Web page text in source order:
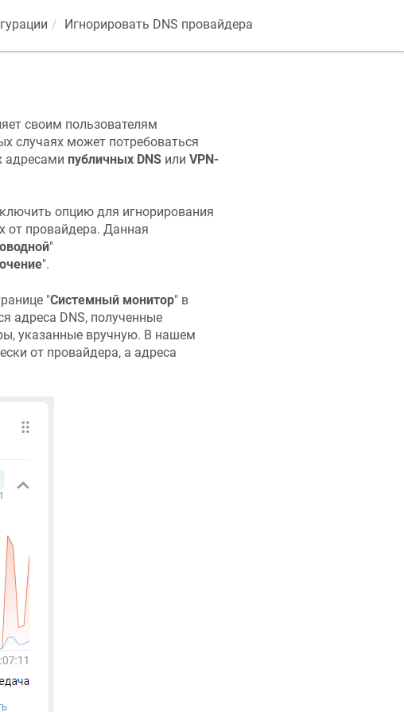
Игнорировать DNS провайдера
своим пользователям
случаях может потребоваться
адресами публичных DNSили VPN-
опцию для игнорирования
от провайдера. Данная
"
".
"Системный монитор" в
адреса DNS, полученные
указанные вручную. В нашем
от провайдера, а адреса